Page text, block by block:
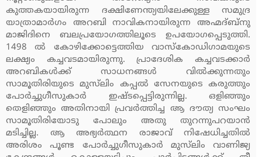
കുത്തകയായിരുന്ന ദക്ഷിണേന്ത്യയിലേക്കുള്ള സമുദ്ര
യാത്രാമാര്‍ഗം അറബി നാവികനായിരുന്ന അഹ്മദ്ബ്‌നു
മാജിദിനെ ബലപ്രയോഗത്തിലൂടെ ഉപയോഗപ്പെടുത്തി.
1498 ല്‍ കോഴിക്കോട്ടെത്തിയ വാസ്‌കോഡിഗാമയുടെ
ലക്ഷ്യം കച്ചവടമായിരുന്നു. പ്രാദേശിക കച്ചവടക്കാര്‍
അറബികള്‍ക്ക് സാധനങ്ങള്‍ വില്‍ക്കുന്നതും
സാമൂതിരിയുടെ മുസ്‌ലിം കപ്പല്‍ സേനയുടെ കരുത്തും
പോര്‍ച്ചുഗീസുകാര്‍ ഇഷ്ടപ്പെട്ടിരുന്നില്ല. ഒളിഞ്ഞും
തെളിഞ്ഞും അതിനായി പ്രവര്‍ത്തിച്ച ആ ദൗത്യ സംഘം
സാമൂതിരിയോടു പോലും അതു തുറന്നുപറയാന്‍
മടിച്ചില്ല. ആ അഭ്യര്‍ത്ഥന രാജാവ് നിഷേധിച്ചതില്‍
അരിശം പൂണ്ട പോര്‍ച്ചുഗീസുകാര്‍ മുസ്‌ലിം വാണിജ്യ